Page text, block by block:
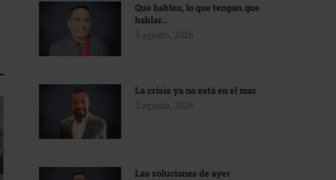
Que hablen, lo que tengan que
hablar…
3 agosto, 2026
La crisis ya no está en el mar
3 agosto, 2026
Las soluciones de ayer